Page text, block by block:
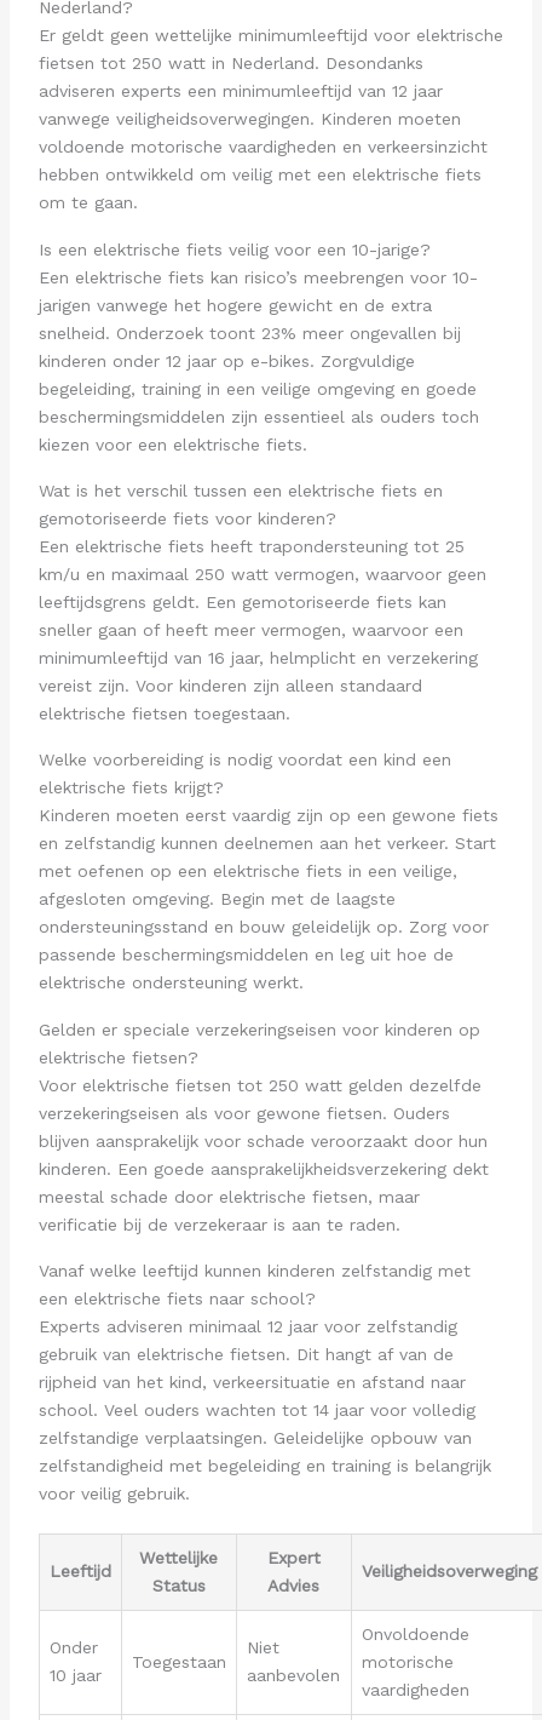
Nederland?
Er geldt geen wettelijke minimumleeftijd voor elektrische
fietsen tot 250 watt in Nederland. Desondanks
adviseren experts een minimumleeftijd van 12 jaar
vanwege veiligheidsoverwegingen. Kinderen moeten
voldoende motorische vaardigheden en verkeersinzicht
hebben ontwikkeld om veilig met een elektrische fiets
om te gaan.
Is een elektrische fiets veilig voor een 10-jarige?
Een elektrische fiets kan risico’s meebrengen voor 10-
jarigen vanwege het hogere gewicht en de extra
snelheid. Onderzoek toont 23% meer ongevallen bij
kinderen onder 12 jaar op e-bikes. Zorgvuldige
begeleiding, training in een veilige omgeving en goede
beschermingsmiddelen zijn essentieel als ouders toch
kiezen voor een elektrische fiets.
Wat is het verschil tussen een elektrische fiets en
gemotoriseerde fiets voor kinderen?
Een elektrische fiets heeft trapondersteuning tot 25
km/u en maximaal 250 watt vermogen, waarvoor geen
leeftijdsgrens geldt. Een gemotoriseerde fiets kan
sneller gaan of heeft meer vermogen, waarvoor een
minimumleeftijd van 16 jaar, helmplicht en verzekering
vereist zijn. Voor kinderen zijn alleen standaard
elektrische fietsen toegestaan.
Welke voorbereiding is nodig voordat een kind een
elektrische fiets krijgt?
Kinderen moeten eerst vaardig zijn op een gewone fiets
en zelfstandig kunnen deelnemen aan het verkeer. Start
met oefenen op een elektrische fiets in een veilige,
afgesloten omgeving. Begin met de laagste
ondersteuningsstand en bouw geleidelijk op. Zorg voor
passende beschermingsmiddelen en leg uit hoe de
elektrische ondersteuning werkt.
Gelden er speciale verzekeringseisen voor kinderen op
elektrische fietsen?
Voor elektrische fietsen tot 250 watt gelden dezelfde
verzekeringseisen als voor gewone fietsen. Ouders
blijven aansprakelijk voor schade veroorzaakt door hun
kinderen. Een goede aansprakelijkheidsverzekering dekt
meestal schade door elektrische fietsen, maar
verificatie bij de verzekeraar is aan te raden.
Vanaf welke leeftijd kunnen kinderen zelfstandig met
een elektrische fiets naar school?
Experts adviseren minimaal 12 jaar voor zelfstandig
gebruik van elektrische fietsen. Dit hangt af van de
rijpheid van het kind, verkeersituatie en afstand naar
school. Veel ouders wachten tot 14 jaar voor volledig
zelfstandige verplaatsingen. Geleidelijke opbouw van
zelfstandigheid met begeleiding en training is belangrijk
voor veilig gebruik.
Leeftijd
Wettelijke
Status
Expert
Advies
Veiligheidsoverweging
Onder
10 jaar
Toegestaan
Niet
aanbevolen
Onvoldoende
motorische
vaardigheden